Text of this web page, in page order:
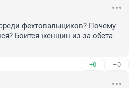
фехтовальщиков? Почему
Боится женщин из-за обета
+0 –0